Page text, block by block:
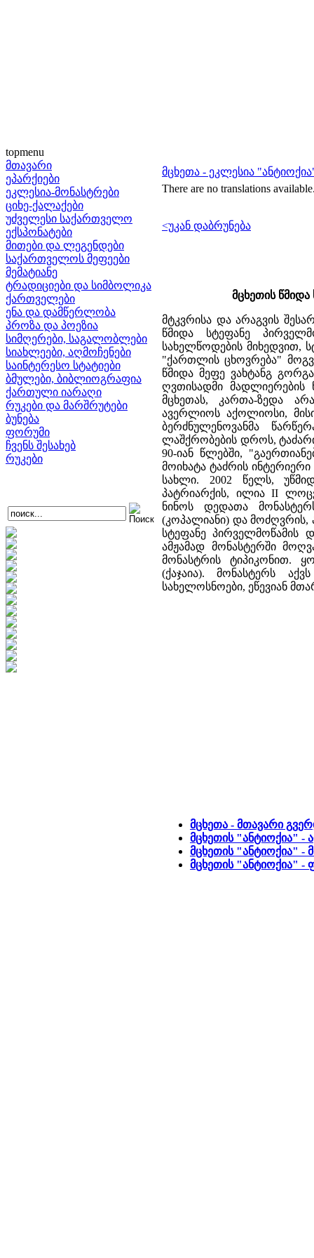
topmenu
მთავარი
ეპარქიები
ეკლესია-მონასტრები
ციხე-ქალაქები
უძველესი საქართველო
ექსპონატები
მითები და ლეგენდები
საქართველოს მეფეები
მემატიანე
ტრადიციები და სიმბოლიკა
ქართველები
ენა და დამწერლობა
პროზა და პოეზია
სიმღერები, საგალობლები
სიახლეები, აღმოჩენები
საინტერესო სტატიები
ბმულები, ბიბლიოგრაფია
ქართული იარაღი
რუკები და მარშრუტები
ბუნება
ფორუმი
ჩვენს შესახებ
რუკები
მცხეთა - ეკლესია
There are no translations
<უკან დაბრუნება
მცხეთის
მტკვრისა და არაგვის
წმიდა სტეფანე
სახელწოდების მიხედვით,
"ქართლის ცხოვრება"
წმიდა მეფე ვახტანგ
ღვთისადმი მადლიერების
მცხეთას, კართა-ზედა
ავერლიოს აქოლიოსი, მისი
ბერძნულენოვანმა
ლაშქრობების დროს, ტაძარი
90-იან წლებში,
მოიხატა ტაძრის
სახლი. 2002 წელს,
პატრიარქის, ილია II
ნინოს დედათა
(კოპალიანი) და მოძღვრის,
სტეფანე პირველმოწამის
ამჟამად მონასტერში
მონასტრის ტიპიკონით.
(ქაჯაია). მონასტერს
სახელოსნოები, ეწევიან
მცხეთა - მთავარი
მცხეთის "ანტიოქია" -
მცხეთის "ანტიოქია" -
მცხეთის "ანტიოქია"